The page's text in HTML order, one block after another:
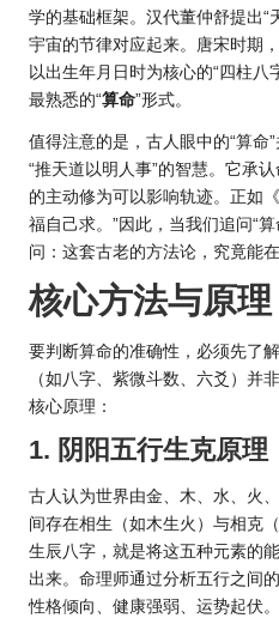
学的基础框架。汉代董仲舒提出“
宇宙的节律对应起来。唐宋时期
以出生年月日时为核心的“四柱八
最熟悉的“算命”形式。
值得注意的是，古人眼中的“算命
“推天道以明人事”的智慧。它承
的主动修为可以影响轨迹。正如
福自己求。”因此，当我们追问“
问：这套古老的方法论，究竟能
核心方法与原理
要判断算命的准确性，必须先了
（如八字、紫微斗数、六爻）并
核心原理：
1. 阴阳五行生克原理
古人认为世界由金、木、水、火
间存在相生（如木生火）与相克
生辰八字，就是将这五种元素的
出来。命理师通过分析五行之间
性格倾向、健康强弱、运势起伏